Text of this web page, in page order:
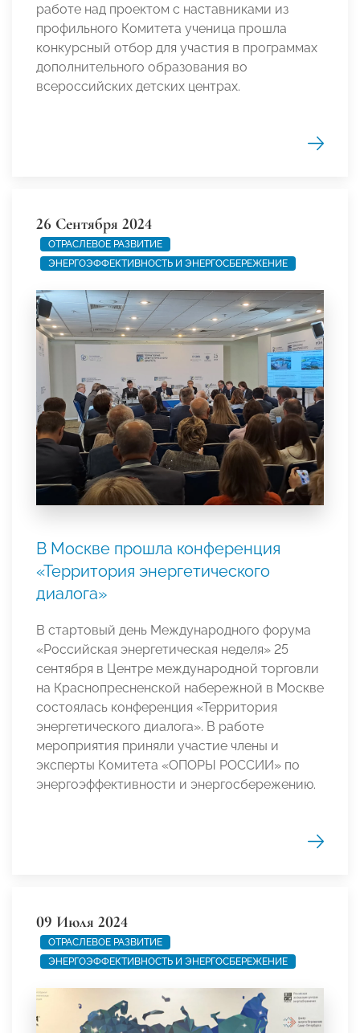
работе над проектом с наставниками из
профильного Комитета ученица прошла
конкурсный отбор для участия в программах
дополнительного образования во
всероссийских детских центрах.
26 Сентября 2024
ОТРАСЛЕВОЕ РАЗВИТИЕ
ЭНЕРГОЭФФЕКТИВНОСТЬ И ЭНЕРГОСБЕРЕЖЕНИЕ
В Москве прошла конференция
«Территория энергетического
диалога»
В стартовый день Международного форума
«Российская энергетическая неделя» 25
сентября в Центре международной торговли
на Краснопресненской набережной в Москве
состоялась конференция «Территория
энергетического диалога». В работе
мероприятия приняли участие члены и
эксперты Комитета «ОПОРЫ РОССИИ» по
энергоэффективности и энергосбережению.
09 Июля 2024
ОТРАСЛЕВОЕ РАЗВИТИЕ
ЭНЕРГОЭФФЕКТИВНОСТЬ И ЭНЕРГОСБЕРЕЖЕНИЕ